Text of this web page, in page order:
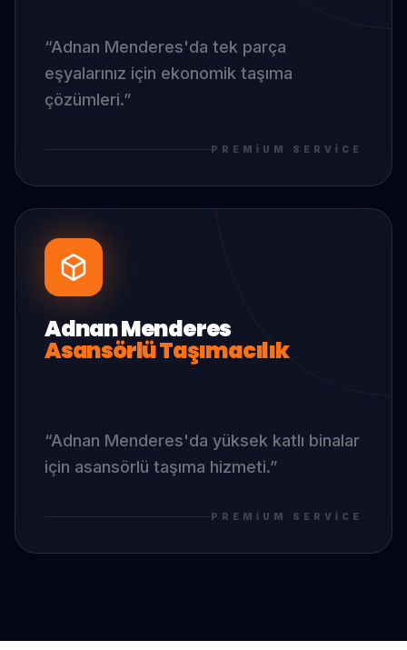
“Adnan Menderes'da tek parça
eşyalarınız için ekonomik taşıma
çözümleri.”
PREMIUM SERVICE
Adnan Menderes
Asansörlü Taşımacılık
“Adnan Menderes'da yüksek katlı binalar
için asansörlü taşıma hizmeti.”
PREMIUM SERVICE